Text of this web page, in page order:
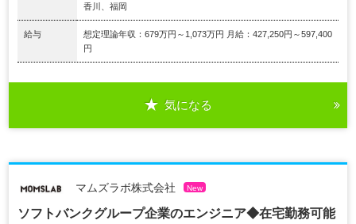
香川、福岡
給与
想定理論年収：679万円～1,073万円 月給：427,250円～597,400
円
気になる
マムズラボ株式会社 New
ソフトバンクグループ企業のエンジニア◆在宅勤務可能